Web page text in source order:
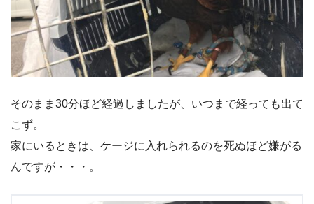
そのまま30分ほど経過しましたが、いつまで経っても出て
こず。
家にいるときは、ケージに入れられるのを死ぬほど嫌がる
んですが・・・。